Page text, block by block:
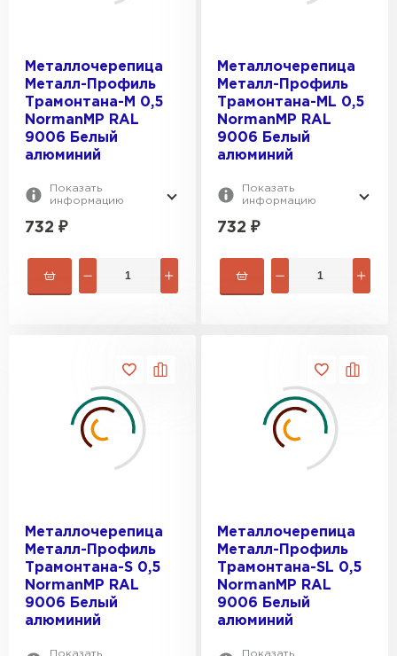
Металлочерепица
Металл-Профиль
Трамонтана-M 0,5
NormanMP RAL
9006 Белый
алюминий
Показать
информацию
732 ₽
Металлочерепица
Металл-Профиль
Трамонтана-ML 0,5
NormanMP RAL
9006 Белый
алюминий
Показать
информацию
732 ₽
Металлочерепица
Металл-Профиль
Трамонтана-S 0,5
NormanMP RAL
9006 Белый
алюминий
Показать
Металлочерепица
Металл-Профиль
Трамонтана-SL 0,5
NormanMP RAL
9006 Белый
алюминий
Показать